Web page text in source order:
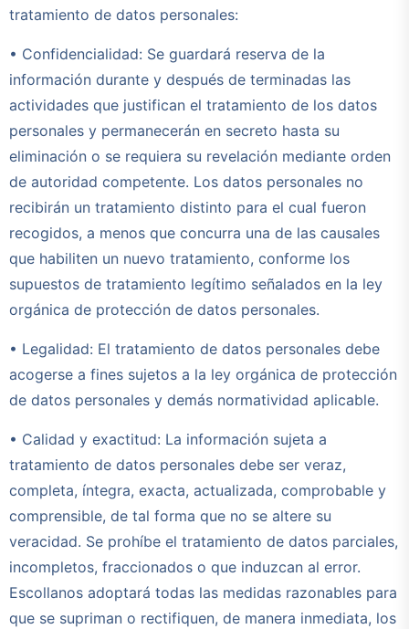
tratamiento de datos personales:
• Confidencialidad: Se guardará reserva de la
información durante y después de terminadas las
actividades que justifican el tratamiento de los datos
personales y permanecerán en secreto hasta su
eliminación o se requiera su revelación mediante orden
de autoridad competente. Los datos personales no
recibirán un tratamiento distinto para el cual fueron
recogidos, a menos que concurra una de las causales
que habiliten un nuevo tratamiento, conforme los
supuestos de tratamiento legítimo señalados en la ley
orgánica de protección de datos personales.
• Legalidad: El tratamiento de datos personales debe
acogerse a fines sujetos a la ley orgánica de protección
de datos personales y demás normatividad aplicable.
• Calidad y exactitud: La información sujeta a
tratamiento de datos personales debe ser veraz,
completa, íntegra, exacta, actualizada, comprobable y
comprensible, de tal forma que no se altere su
veracidad. Se prohíbe el tratamiento de datos parciales,
incompletos, fraccionados o que induzcan al error.
Escollanos adoptará todas las medidas razonables para
que se supriman o rectifiquen, de manera inmediata, los